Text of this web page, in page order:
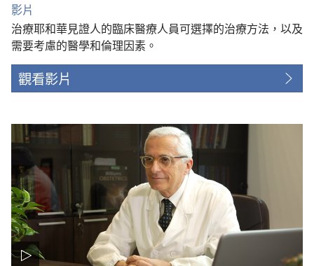
影片
治療耶和華見證人的臨床醫療人員可選擇的治療方法，以及
需要考慮的醫學和倫理因素。
觀看影片